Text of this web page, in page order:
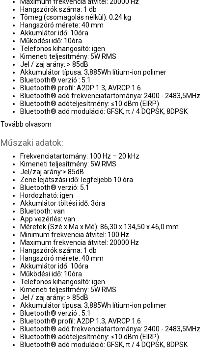
Hangszórók száma: 1 db
Tömeg (csomagolás nélkül): 0.24 kg
Hangszóró mérete: 40 mm
Akkumlátor idő: 10óra
Működési idő: 10óra
Telefonos kihangosító: igen
Kimeneti teljesítmény: 5W RMS
Jel / zaj arány: > 85dB
Akkumulátor típusa: 3,885Wh lítium-ion polimer
Bluetooth® verzió : 5.1
Bluetooth® profil: A2DP 1.3, AVRCP 1.6
Bluetooth® adó frekvenciatartománya: 2400 - 2483,5MHz
Bluetooth® adóteljesítmény: ≤10 dBm (EIRP)
Bluetooth® adó moduláció: GFSK, π / 4 DQPSK, 8DPSK
Tovább olvasom
Műszaki adatok:
Frekvenciatartomány: 100 Hz – 20 kHz
Kimeneti teljesítmény: 5W RMS
Jel/zaj arány:> 85dB
Zene lejátszási idő: legfeljebb 10 óra
Bluetooth® verzió: 5.1
Hordozható: igen
Akkumlátor töltési idő: 3óra
Bluetooth: van
App vezérlés: van
Méretek (Szé x Ma x Mé): 86,30 x 134,50 x 46,0 mm
Minimum frekvencia átvitel: 100 Hz
Maximum frekvencia átvitel: 20000 Hz
Hangszórók száma: 1 db
Hangszóró mérete: 40 mm
Akkumlátor idő: 10óra
Működési idő: 10óra
Telefonos kihangosító: igen
Kimeneti teljesítmény: 5W RMS
Jel / zaj arány: > 85dB
Akkumulátor típusa: 3,885Wh lítium-ion polimer
Bluetooth® verzió : 5.1
Bluetooth® profil: A2DP 1.3, AVRCP 1.6
Bluetooth® adó frekvenciatartománya: 2400 - 2483,5MHz
Bluetooth® adóteljesítmény: ≤10 dBm (EIRP)
Bluetooth® adó moduláció: GFSK, π / 4 DQPSK, 8DPSK